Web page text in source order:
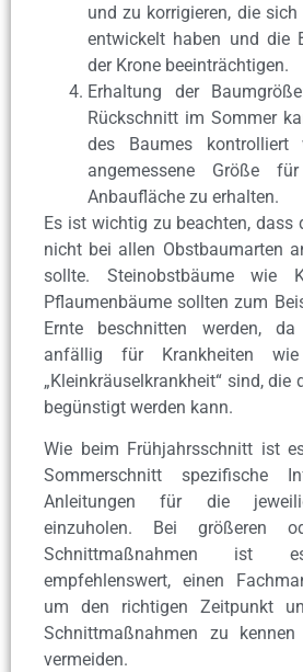
und zu korrigieren, die
entwickelt haben und die
der Krone beeinträchtigen.
Erhaltung der
Rückschnitt im Sommer
des Baumes kontrolliert
angemessene Größe
Anbaufläche zu erhalten.
Es ist wichtig zu beachten, dass
nicht bei allen Obstbaumarten
sollte. Steinobstbäume wie
Pflaumenbäume sollten zum
Ernte beschnitten werden,
anfällig für Krankheiten
„Kleinkräuselkrankheit“ sind, die
begünstigt werden kann.
Wie beim Frühjahrsschnitt ist
Sommerschnitt spezifische
Anleitungen für die
einzuholen. Bei größeren
Schnittmaßnahmen
empfehlenswert, einen
um den richtigen Zeitpunkt
Schnittmaßnahmen zu
vermeiden.